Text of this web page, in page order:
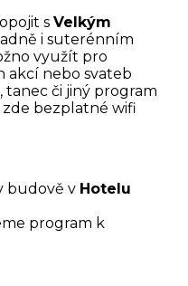
s Velkým
i suterénním
využít pro
akcí nebo svateb
tanec či jiný program
zde bezplatné wifi
budově v Hotelu
program k